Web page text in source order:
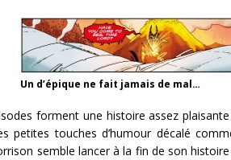
Un d’épique ne fait jamais de mal…
forment une histoire assez plaisante
petites touches d’humour décalé
semble lancer à la fin de son